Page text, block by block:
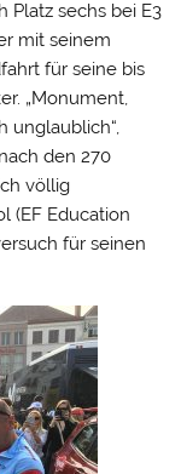
Platz sechs bei E3
mit seinem
für seine bis
„Monument,
unglaublich“,
den 270
völlig
(EF Education
für seinen